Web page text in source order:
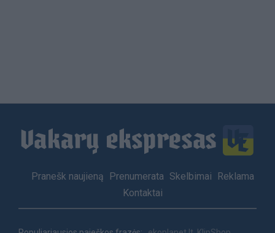
Footer
Pranešk naujieną Prenumerata Skelbimai
Reklama
Kontaktai